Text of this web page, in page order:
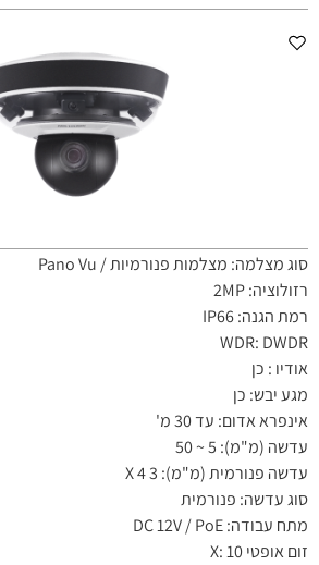
סוג מצלמה: מצלמות פנורמיות / Pano Vu
רזולוציה: 2MP
רמת הגנה: IP66
WDR: DWDR
אודיו : כן
מגע יבש: כן
אינפרא אדום: עד 30 מ'
עדשה (מ"מ): 5 ~ 50
עדשה פנורמית (מ"מ): 3 X 4
סוג עדשה: פנורמית
מתח עבודה: DC 12V / PoE
זום אופטי X: 10